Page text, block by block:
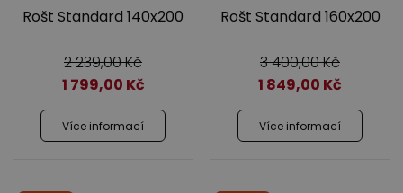
Rošt Standard 140x200
2 239,00Kč
1 799,00 Kč
Více informací
Rošt Standard 160x200
3 400,00Kč
1 849,00 Kč
Více informací